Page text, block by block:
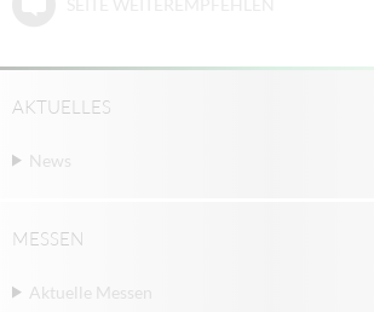
AKTUELLES
News
MESSEN
Aktuelle Messen